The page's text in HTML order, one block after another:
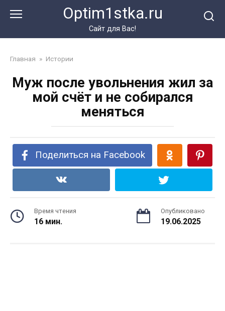
Optim1stka.ru
Сайт для Вас!
Главная » Истории
Муж после увольнения жил за
мой счёт и не собирался
меняться
Поделиться на Facebook
Время чтения
16 мин.
Опубликовано
19.06.2025